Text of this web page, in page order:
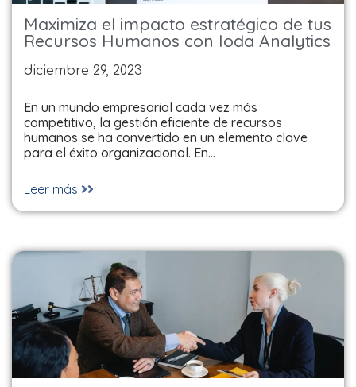
Maximiza el impacto estratégico de tus
Recursos Humanos con Ioda Analytics
diciembre 29, 2023
En un mundo empresarial cada vez más
competitivo, la gestión eficiente de recursos
humanos se ha convertido en un elemento clave
para el éxito organizacional. En…
Leer más